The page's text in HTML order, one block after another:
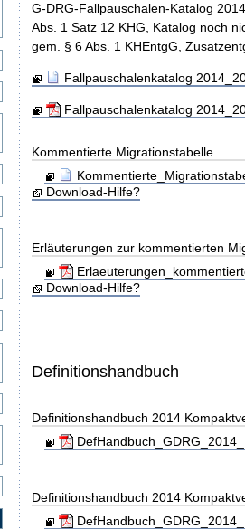
G-DRG-Fallpauschalen-Katalog
Abs. 1 Satz 12 KHG, Katalog noch
gem. § 6 Abs. 1 KHEntgG,
Fallpauschalenkatalog
Fallpauschalenkatalog
Kommentierte Migrationstabelle
Download-Hilfe?
Erläuterungen zur kommentierten
Download-Hilfe?
Definitionshandbuch
Definitionshandbuch 2014
Definitionshandbuch 2014